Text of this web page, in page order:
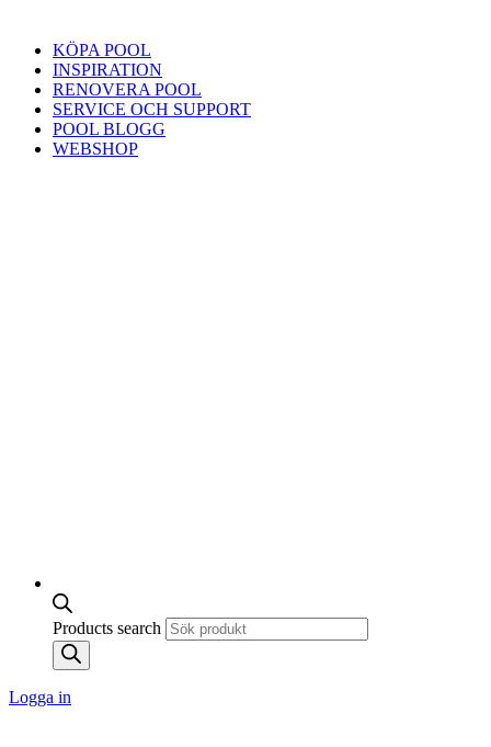
KÖPA POOL
INSPIRATION
RENOVERA POOL
SERVICE OCH SUPPORT
POOL BLOGG
WEBSHOP
Products search
Logga in